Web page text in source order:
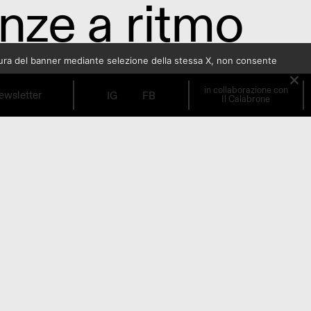
a ritmo
IG FB in collaborazione con
Il Calabrone
del banner mediante selezione della stessa X, non consente